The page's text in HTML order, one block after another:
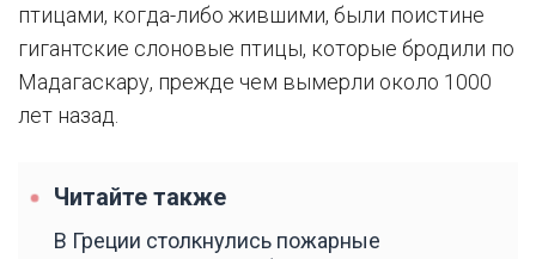
птицами, когда-либо жившими, были поистине
гигантские слоновые птицы, которые бродили по
Мадагаскару, прежде чем вымерли около 1000
лет назад.
Читайте также
В Греции столкнулись пожарные